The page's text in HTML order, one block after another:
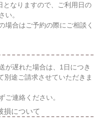
となりますので、ご利用日の
い。
場合はご予約の際にご相談く
が遅れた場合は、1日につき
別途ご請求させていただきま
ご連絡ください。
損について